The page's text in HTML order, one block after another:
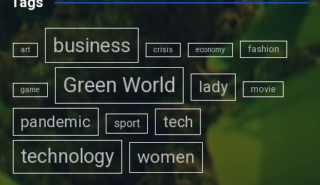
art business crisis economy fashion
game Green World lady movie
pandemic sport tech
technology women